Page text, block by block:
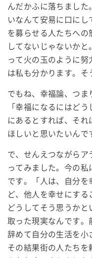
んだかふに落ちまし
いなんて安易に口に
を募らせる人たちへの
してないじゃないか
って火の玉のように
は私も分かります。そ
でもね、幸福論、つま
「幸福になるにはど
にあるとすれば、そ
ほしいと思いたいんで
で、せんえつながら
ってみました。今の
です。「人は、自分
ど、他人を幸せにする
どうしてそう思うか
取った現実なんです。
辞めて自分の生活を小
その結果街の人たちを